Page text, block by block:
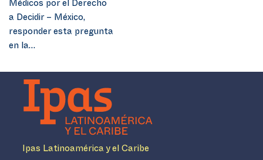
Médicos por el Derecho
a Decidir – México,
responder esta pregunta
en la…
Ipas Latinoamérica y el Caribe